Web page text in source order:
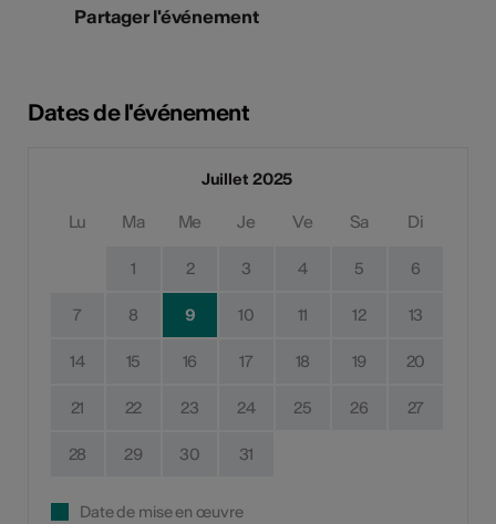
Partager l'événement
Dates de l'événement
Juillet 2025
Lu Ma Me Je Ve Sa Di
1 2 3 4 5 6
7 8 9 10 11 12 13
14 15 16 17 18 19 20
21 22 23 24 25 26 27
28 29 30 31
Date de mise en œuvre